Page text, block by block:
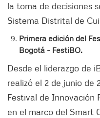
la toma de decisiones
Sistema Distrital de
Primera edición del
Bogotá - FestiBO.
Desde el liderazgo de
realizó el 2 de junio de
Festival de Innovación
en el marco del Smart